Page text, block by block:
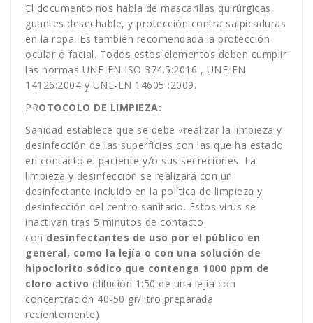
El documento nos habla de mascarillas quirúrgicas,
guantes desechable, y protección contra salpicaduras
en la ropa. Es también recomendada la protección
ocular o facial. Todos estos elementos deben cumplir
las normas UNE-EN ISO 374.5:2016 , UNE-EN
14126:2004 y UNE-EN 14605 :2009.
PROTOCOLO DE LIMPIEZA:
Sanidad establece que se debe «realizar la limpieza y
desinfección de las superficies con las que ha estado
en contacto el paciente y/o sus secreciones. La
limpieza y desinfección se realizará con un
desinfectante incluido en la política de limpieza y
desinfección del centro sanitario. Estos virus se
inactivan tras 5 minutos de contacto
con desinfectantes de uso por el público en
general, como la lejía o con una solución de
hipoclorito sódico que contenga 1000 ppm de
cloro activo (dilución 1:50 de una lejía con
concentración 40-50 gr/litro preparada
recientemente)